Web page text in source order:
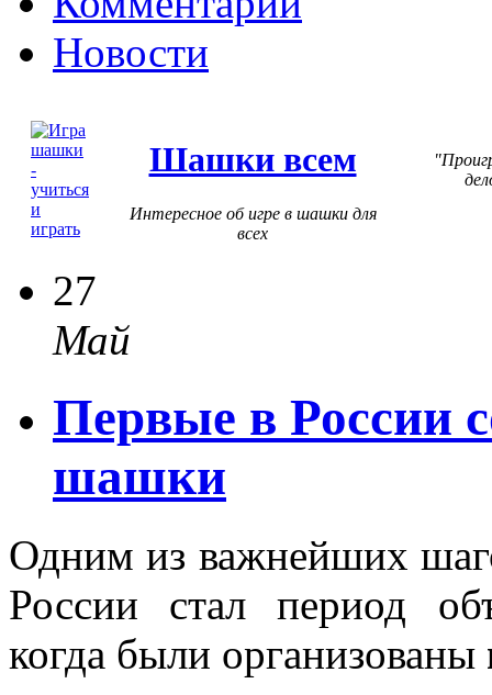
Новости
Шашки всем
Интересное об игре в шашки для
всех
27
Май
Первые в России
шашки
Одним из важнейших
России стал период
когда были организованы